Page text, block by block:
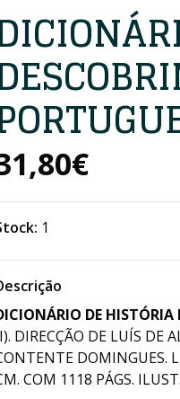
1
DE HISTÓRIA
DIRECÇÃO DE LUÍS DE
DOMINGUES.
COM 1118 PÁGS.